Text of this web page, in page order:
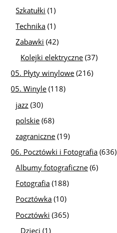
Szkatułki (1)
Technika (1)
Zabawki (42)
Kolejki elektryczne (37)
05. Płyty winylowe (216)
05. Winyle (118)
jazz (30)
polskie (68)
zagraniczne (19)
06. Pocztówki i Fotografia (636)
Albumy fotograficzne (6)
Fotografia (188)
Pocztówka (10)
Pocztówki (365)
Dzieci (1)